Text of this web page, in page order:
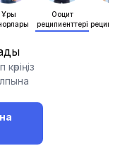
Ұрық
Ооцит
реципиенттері